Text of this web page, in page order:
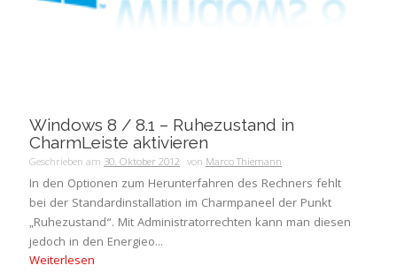
Windows 8 / 8.1 – Ruhezustand in
CharmLeiste aktivieren
Geschrieben am 30. Oktober 2012 von Marco Thiemann
In den Optionen zum Herunterfahren des Rechners fehlt
bei der Standardinstallation im Charmpaneel der Punkt
„Ruhezustand“. Mit Administratorrechten kann man diesen
jedoch in den Energieo...
Weiterlesen